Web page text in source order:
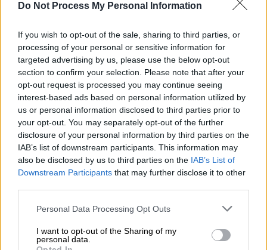
Do Not Process My Personal Information
If you wish to opt-out of the sale, sharing to third parties, or
processing of your personal or sensitive information for
targeted advertising by us, please use the below opt-out
section to confirm your selection. Please note that after your
opt-out request is processed you may continue seeing
interest-based ads based on personal information utilized by
us or personal information disclosed to third parties prior to
your opt-out. You may separately opt-out of the further
disclosure of your personal information by third parties on the
IAB’s list of downstream participants. This information may
also be disclosed by us to third parties on the IAB’s List of
Downstream Participants that may further disclose it to other
Please note that this website/app uses one or more Google
not limited to your visit or usage behaviour. You may click to
grant or deny consent to Google and its third-party tags to
Personal Data Processing Opt Outs
I want to opt-out of the Sharing of my
personal data.
Αν και ο Μπράιαντ επιλέχθηκε τελικά στο
13ο pick από τους Σάρλοτ Χόρνετς (οι
οποίοι τον αντάλλαξαν αμέσως με τους
Λέικερς), η πλοκή του σεναρίου εξερευνά
την ιστορία από την οπτική γωνία των Νιου
Τζέρσεϊ Νετς, οι οποίοι σχεδίαζαν να τον
επιλέξουν στο νούμερο 8. Ο γενικός
διευθυντής της ομάδας, Τζον Νας (John
Nash) είχε δηλώσει στο παρελθόν ότι ήθελε
τον Μπράιαντ αλλά ο προπονητής των Νετς,
Τζον Καλιπάρι (John Calipari), είχε αντίθετη
development at Warner Bros.